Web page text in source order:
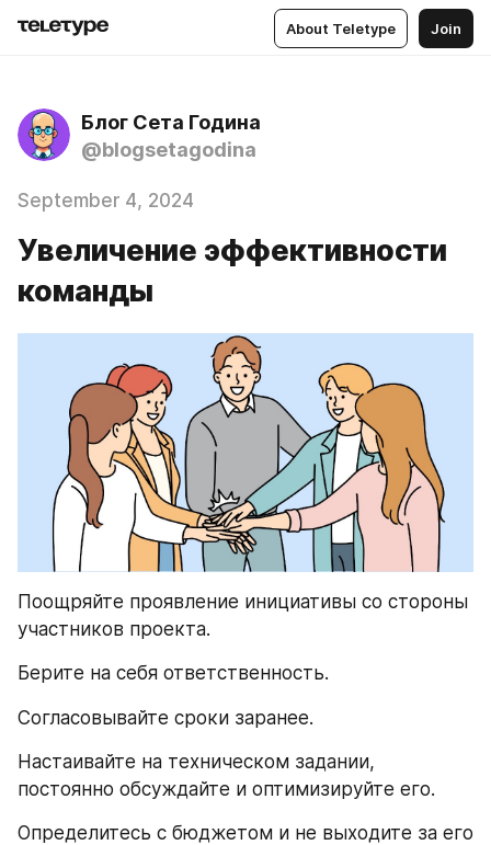
About Teletype Join
Блог Сета Година
@blogsetagodina
September 4, 2024
Увеличение эффективности
команды
Поощряйте проявление инициативы со стороны
участников проекта.
Берите на себя ответственность.
Согласовывайте сроки заранее.
Настаивайте на техническом задании,
постоянно обсуждайте и оптимизируйте его.
Определитесь с бюджетом и не выходите за его